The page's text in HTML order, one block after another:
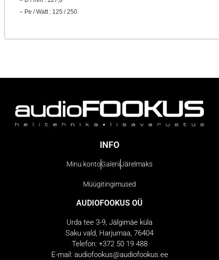
– Pe / Watt : 125 / 250
INFO
Minu kontoGaleriiJärelmaks
Müügitingimused
AUDIOFOOKUS OÜ
Urda tee 3-9, Jälgimäe küla
Saku vald, Harjumaa, 76404
Telefon: +372 50 19 488
E-mail: audiofookus@audiofookus.ee